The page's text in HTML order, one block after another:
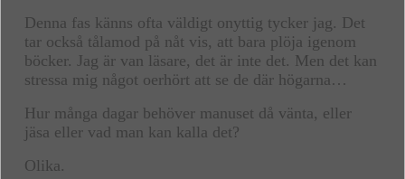
Denna fas känns ofta väldigt onyttig tycker jag. Det
tar också tålamod på nåt vis, att bara plöja igenom
böcker. Jag är van läsare, det är inte det. Men det kan
stressa mig något oerhört att se de där högarna…
Hur många dagar behöver manuset då vänta, eller
jäsa eller vad man kan kalla det?
Olika.